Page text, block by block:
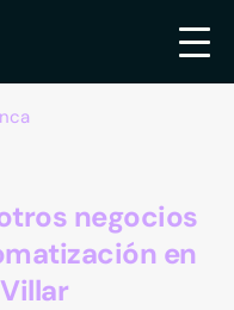
negocios
en